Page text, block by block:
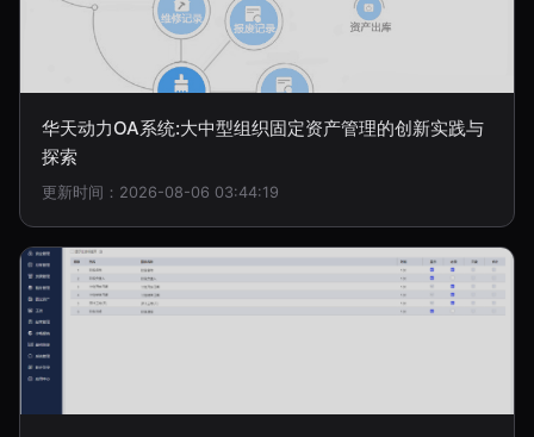
华天动力OA系统:大中型组织固定资产管理的创新实践与
探索
更新时间：2026-08-06 03:44:19